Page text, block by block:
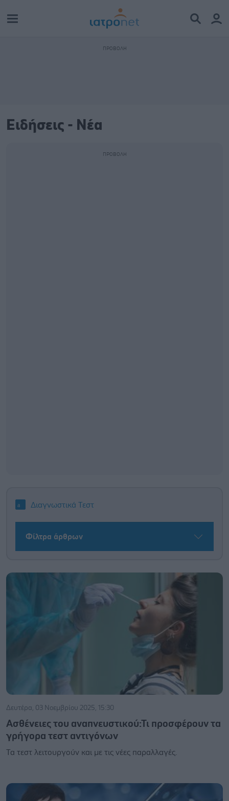
Ειδήσεις - Νέα
Διαγνωστικά Τεστ
Φίλτρα άρθρων
Δευτέρα, 03 Νοεμβρίου 2025, 15:30
Ασθένειες του αναπνευστικού:Τι προσφέρουν τα
γρήγορα τεστ αντιγόνων
Τα τεστ λειτουργούν και με τις νέες παραλλαγές.